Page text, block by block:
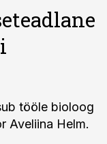
tööle bioloog
Aveliina Helm.